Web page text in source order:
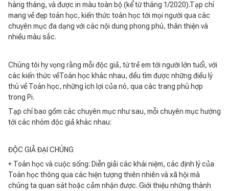
hàng tháng, và được in màu toàn bộ (kể từ tháng 1/2020).Tạp chí
mang vẻ đẹp toán học, kiến thức toán học tới mọi người qua các
chuyên mục đa dạng với các nội dung phong phú, thân thiện và
nhiều màu sắc.
Chúng tôi hy vọng rằng mỗi độc giả, từ trẻ em tới người lớn tuổi, với
các kiến thức vềToán học khác nhau, đều tìm được những điều lý
thú về Toán học, những ích lợi của nó, qua các trang phù hợp
trong Pi.
Tạp chí bao gồm các chuyên mục như sau, mỗi chuyên mục hướng
tới các nhóm độc giả khác nhau:
ĐỘC GIẢ ĐẠI CHÚNG
+ Toán học và cuộc sống: Diễn giải các khái niệm, các định lý của
Toán học thông qua các hiện tượng thiên nhiên và xã hội mà
chúng ta quan sát hoặc cảm nhận được. Giới thiệu những thành